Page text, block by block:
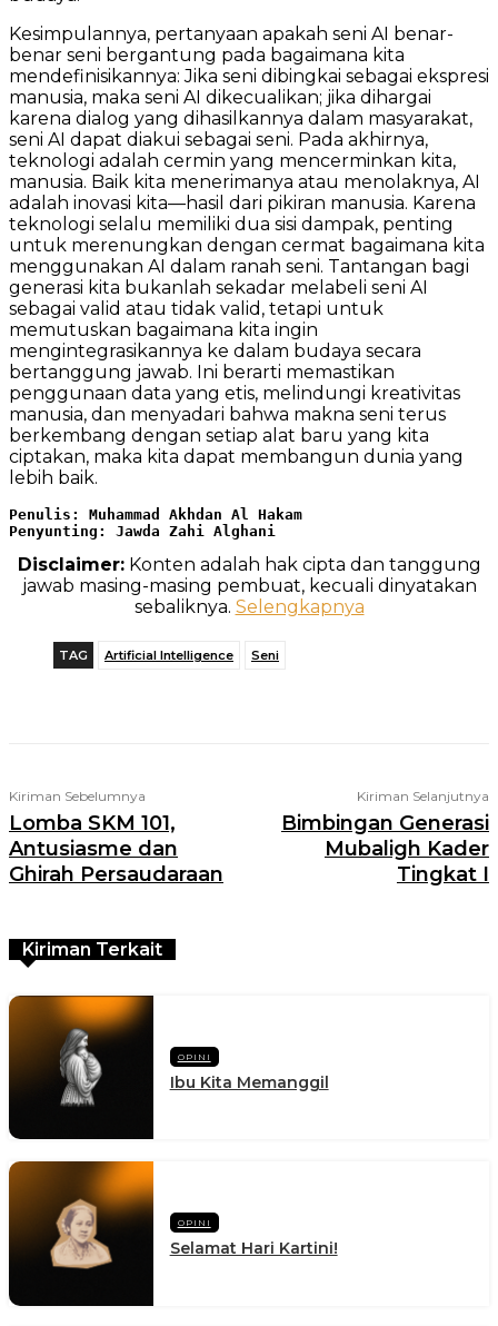
Kesimpulannya, pertanyaan apakah seni AI benar-
benar seni bergantung pada bagaimana kita
mendefinisikannya: Jika seni dibingkai sebagai ekspresi
manusia, maka seni AI dikecualikan; jika dihargai
karena dialog yang dihasilkannya dalam masyarakat,
seni AI dapat diakui sebagai seni. Pada akhirnya,
teknologi adalah cermin yang mencerminkan kita,
manusia. Baik kita menerimanya atau menolaknya, AI
adalah inovasi kita—hasil dari pikiran manusia. Karena
teknologi selalu memiliki dua sisi dampak, penting
untuk merenungkan dengan cermat bagaimana kita
menggunakan AI dalam ranah seni. Tantangan bagi
generasi kita bukanlah sekadar melabeli seni AI
sebagai valid atau tidak valid, tetapi untuk
memutuskan bagaimana kita ingin
mengintegrasikannya ke dalam budaya secara
bertanggung jawab. Ini berarti memastikan
penggunaan data yang etis, melindungi kreativitas
manusia, dan menyadari bahwa makna seni terus
berkembang dengan setiap alat baru yang kita
ciptakan, maka kita dapat membangun dunia yang
lebih baik.
Penulis: Muhammad Akhdan Al Hakam
Penyunting: Jawda Zahi Alghani
Disclaimer:Konten adalah hak cipta dan tanggung
jawab masing-masing pembuat, kecuali dinyatakan
sebaliknya. Selengkapnya
TAG Artificial Intelligence Seni
Kiriman Sebelumnya
Lomba SKM 101,
Antusiasme dan
Ghirah Persaudaraan
Kiriman Selanjutnya
Bimbingan Generasi
Mubaligh Kader
Tingkat I
Kiriman Terkait
OPINI
Ibu Kita Memanggil
OPINI
Selamat Hari Kartini!